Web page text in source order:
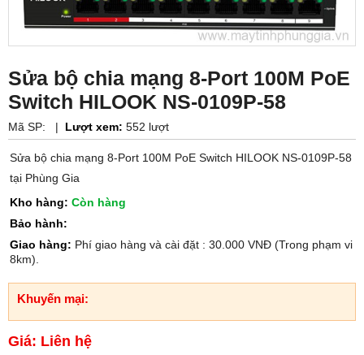
Sửa bộ chia mạng 8-Port 100M PoE
Switch HILOOK NS-0109P-58
Mã SP: | Lượt xem: 552 lượt
Sửa bộ chia mạng 8-Port 100M PoE Switch HILOOK NS-0109P-58
tại Phùng Gia
Kho hàng: Còn hàng
Bảo hành:
Giao hàng: Phí giao hàng và cài đặt : 30.000 VNĐ (Trong phạm vi
8km).
Khuyến mại:
Giá: Liên hệ